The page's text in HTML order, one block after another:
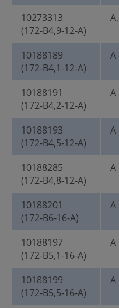
10273313
(172-B4,9-12-A)
10188189
(172-B4,1-12-A)
A
10188191
(172-B4,2-12-A)
A
10188193
(172-B4,5-12-A)
A
10188285
(172-B4,8-12-A)
A
10188201
(172-B6-16-A)
A
10188197
(172-B5,1-16-A)
A
10188199
(172-B5,5-16-A)
A